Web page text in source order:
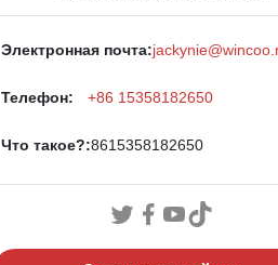
Электронная почта:
Телефон: +86 15358182650
Что такое?:8615358182650